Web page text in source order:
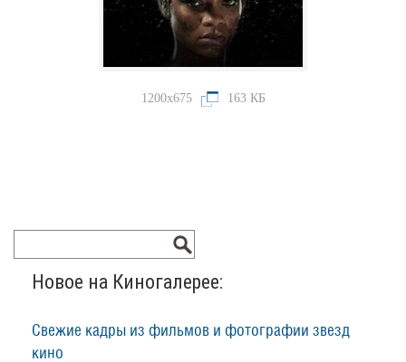
1200x675 163 КБ
Новое на Киногалерее:
Свежие кадры из фильмов и фотографии звезд
кино